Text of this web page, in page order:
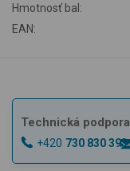
Hmotnosť bal:
EAN:
Technická podpora
+420 730 830 393